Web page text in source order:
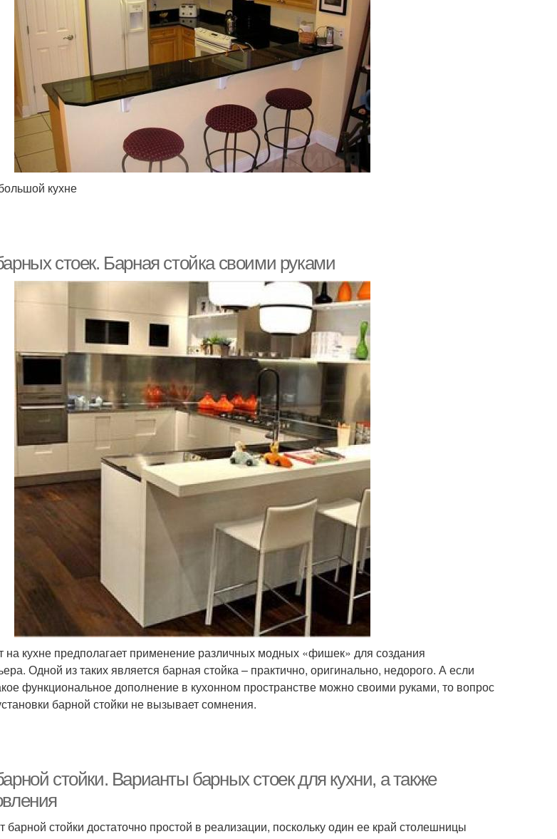
кухне
стоек. Барная стойка своими руками
кухне предполагает применение различных модных «фишек» для создания
Одной из таких является барная стойка – практично, оригинально, недорого. А если
функциональное дополнение в кухонном пространстве можно своими руками, то вопрос
барной стойки не вызывает сомнения.
стойки. Варианты барных стоек для кухни, а также
барной стойки достаточно простой в реализации, поскольку один ее край столешницы